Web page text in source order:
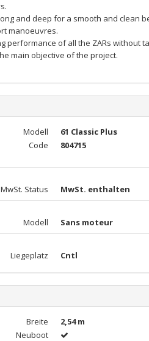
and deep for a smooth and clean
manoeuvres.
performance of all the ZARs without
main objective of the project.
Modell 61 Classic Plus
Code 804715
MwSt. Status MwSt. enthalten
Modell Sans moteur
Liegeplatz Cntl
Breite 2,54 m
Neuboot